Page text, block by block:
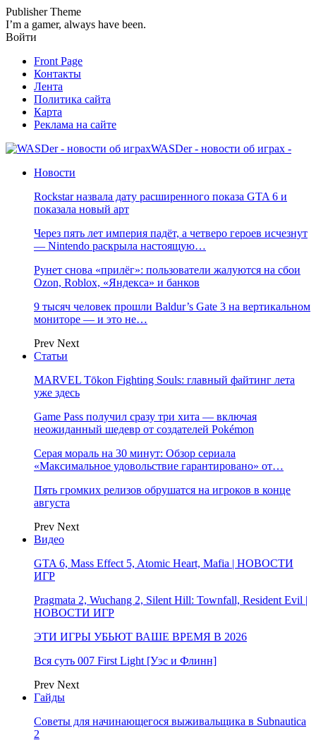
Publisher Theme
I’m a gamer, always have been.
Войти
Front Page
Контакты
Лента
Политика сайта
Карта
Реклама на сайте
WASDer - новости об играх -
Новости
Rockstar назвала дату расширенного показа GTA 6 и
показала новый арт
Через пять лет империя падёт, а четверо героев исчезнут
— Nintendo раскрыла настоящую…
Рунет снова «прилёг»: пользователи жалуются на сбои
Ozon, Roblox, «Яндекса» и банков
9 тысяч человек прошли Baldur’s Gate 3 на вертикальном
мониторе — и это не…
Prev Next
Статьи
MARVEL Tōkon Fighting Souls: главный файтинг лета
уже здесь
Game Pass получил сразу три хита — включая
неожиданный шедевр от создателей Pokémon
Серая мораль на 30 минут: Обзор сериала
«Максимальное удовольствие гарантировано» от…
Пять громких релизов обрушатся на игроков в конце
августа
Prev Next
Видео
GTA 6, Mass Effect 5, Atomic Heart, Mafia | НОВОСТИ
ИГР
Pragmata 2, Wuchang 2, Silent Hill: Townfall, Resident Evil |
НОВОСТИ ИГР
ЭТИ ИГРЫ УБЬЮТ ВАШЕ ВРЕМЯ В 2026
Вся суть 007 First Light [Уэс и Флинн]
Prev Next
Гайды
Советы для начинающегося выживальщика в Subnautica
2